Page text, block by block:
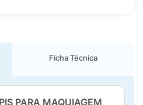
Ficha Técnica
PARA MAQUIAGEM